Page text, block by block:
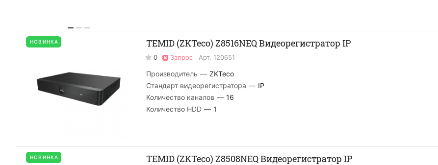
НОВИНКА TEMID (ZKTeco) Z8516NEQ Видеорегистратор IP
0 Запрос Арт. 120651
Производитель — ZKTeco
Стандарт видеорегистратора — IP
Количество каналов — 16
Количество HDD — 1
НОВИНКА TEMID (ZKTeco) Z8508NEQ Видеорегистратор IP